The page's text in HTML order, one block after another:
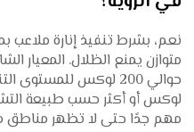
نعم، بشرط تنفيذ إنارة
متوازن يمنع الظلال. المعيار
لوكس أو أكثر حسب طبيعة
مهم جدًا حتى لا تظهر مناطق